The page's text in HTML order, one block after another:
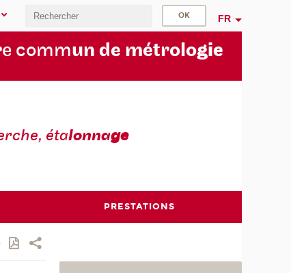
FR
commun de métrologie
étalonnage
PRESTATIONS